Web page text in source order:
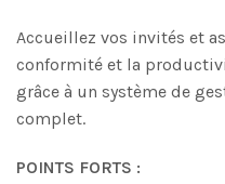
Accueillez vos invités et
conformité et la
grâce à un système de
complet.
POINTS FORTS :